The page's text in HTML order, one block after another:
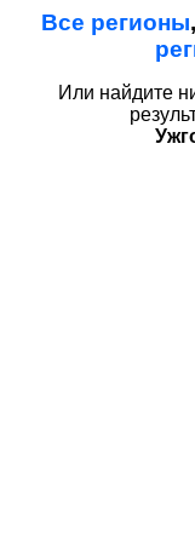
Все регионы,
Или найдите